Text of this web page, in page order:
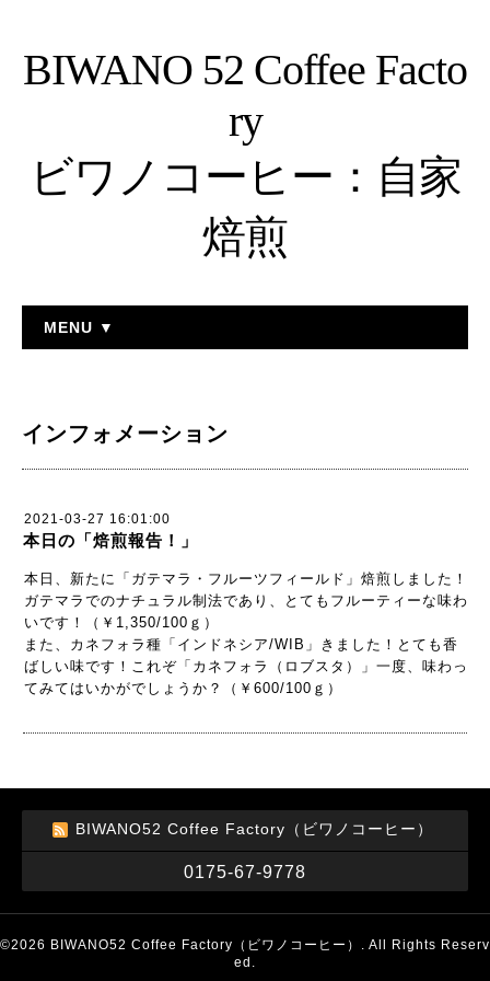
BIWANO 52 Coffee Facto
ry
ビワノコーヒー：自家
焙煎
MENU ▼
インフォメーション
2021-03-27 16:01:00
本日の「焙煎報告！」
本日、新たに「ガテマラ・フルーツフィールド」焙煎しました！
ガテマラでのナチュラル制法であり、とてもフルーティーな味わ
いです！（￥1,350/100ｇ）
また、カネフォラ種「インドネシア/WIB」きました！とても香
ばしい味です！これぞ「カネフォラ（ロブスタ）」一度、味わっ
てみてはいかがでしょうか？（￥600/100ｇ）
BIWANO52 Coffee Factory（ビワノコーヒー）
0175-67-9778
©2026 BIWANO52 Coffee Factory（ビワノコーヒー） . All Rights Reserv
ed.